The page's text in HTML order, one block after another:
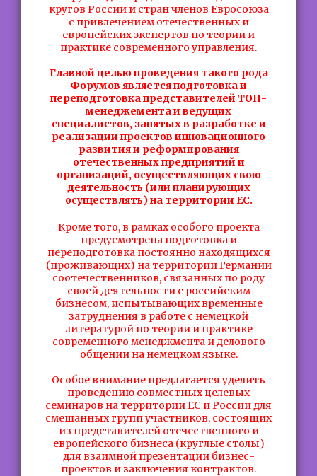
кругов России и стран членов Евросоюза
с привлечением отечественных и
европейских экспертов по теории и
практике современного управления.
Главной целью проведения такого рода
Форумов является подготовка и
переподготовка представителей ТОП-
менеджемента и ведущих
специалистов, занятых в разработке и
реализации проектов инновационного
развития и реформирования
отечественных предприятий и
организаций, осуществляющих свою
деятельность (или планирующих
осуществлять) на территории ЕС.
Кроме того, в рамках особого проекта
предусмотрена подготовка и
переподготовка постоянно находящихся
(проживающих) на территории Германии
соотечественников, связанных по роду
своей деятельности с российским
бизнесом, испытывающих временные
затруднения в работе с немецкой
литературой по теории и практике
современного менеджмента и делового
общении на немецком языке.
Особое внимание предлагается уделить
проведению совместных целевых
семинаров на территории ЕС и России для
смешанных групп участников, состоящих
из представителей отечественного и
европейского бизнеса (круглые столы)
для взаимной презентации бизнес-
проектов и заключения контрактов.